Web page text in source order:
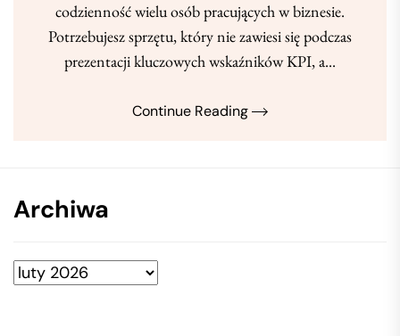
codzienność wielu osób pracujących w biznesie.
Potrzebujesz sprzętu, który nie zawiesi się podczas
prezentacji kluczowych wskaźników KPI, a...
Continue Reading
Archiwa
Archiwa